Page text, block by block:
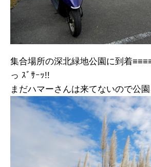
集合場所の深北緑地公園に到着
っ ｽﾞｻｰｯ!!
まだハマーさんは来てないので公園